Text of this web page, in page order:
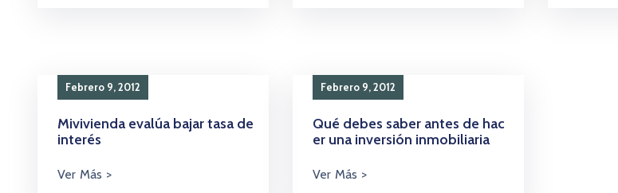
Febrero 9, 2012
Mivivienda evalúa bajar tasa de
interés
Febrero 9, 2012
Qué debes saber antes de hac
er una inversión inmobiliaria